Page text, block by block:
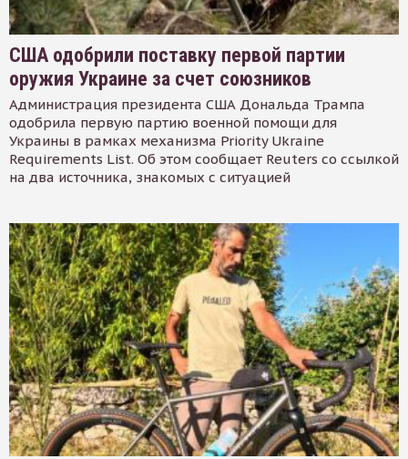
США одобрили поставку первой партии
оружия Украине за счет союзников
Администрация президента США Дональда Трампа
одобрила первую партию военной помощи для
Украины в рамках механизма Priority Ukraine
Requirements List. Об этом сообщает Reuters со ссылкой
на два источника, знакомых с ситуацией